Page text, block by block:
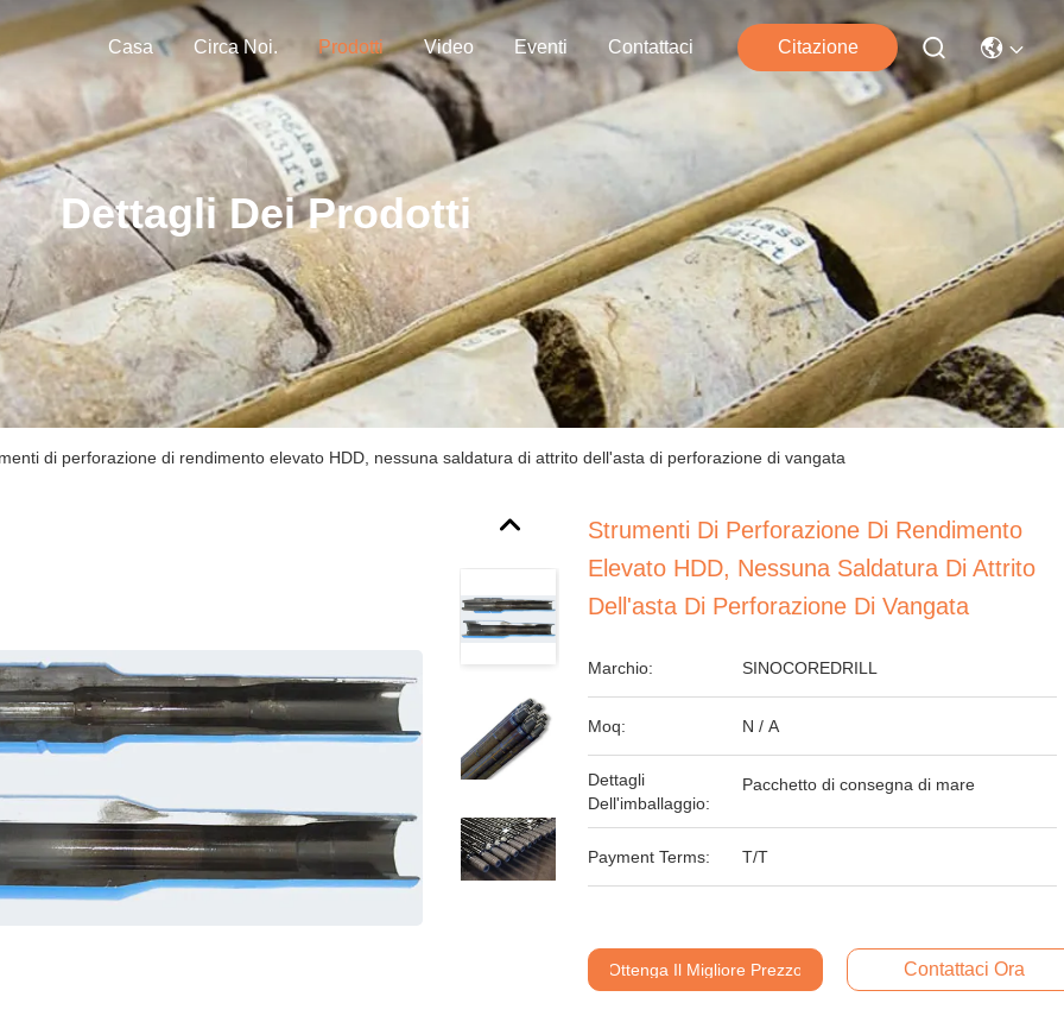
Casa Circa Noi. Prodotti Video Eventi Contattaci Citazione
Dettagli Dei Prodotti
di perforazione di rendimento elevato HDD, nessuna saldatura di attrito dell'asta di perforazione di vangata
Strumenti Di Perforazione Di Rendimento
Elevato HDD, Nessuna Saldatura Di Attrito
Dell'asta Di Perforazione Di Vangata
Marchio: SINOCOREDRILL
Moq: N / A
Dettagli
Dell'imballaggio:
Pacchetto di consegna di mare
Payment Terms: T/T
Ottenga Il Migliore Prezzo Contattaci Ora